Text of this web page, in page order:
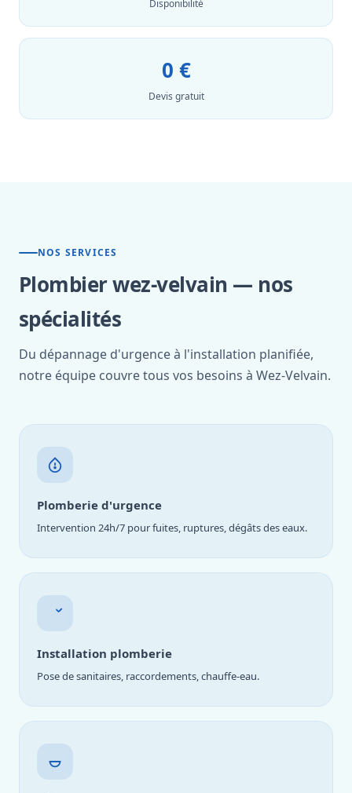
Disponibilité
0 €
Devis gratuit
NOS SERVICES
Plombier wez-velvain — nos
spécialités
Du dépannage d'urgence à l'installation planifiée,
notre équipe couvre tous vos besoins à Wez-Velvain.
Plomberie d'urgence
Intervention 24h/7 pour fuites, ruptures, dégâts des eaux.
Installation plomberie
Pose de sanitaires, raccordements, chauffe-eau.